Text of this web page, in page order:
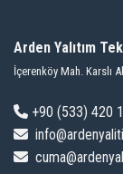
Arden Yalıtım
İçerenköy Mah. Karslı
+90 (533) 420